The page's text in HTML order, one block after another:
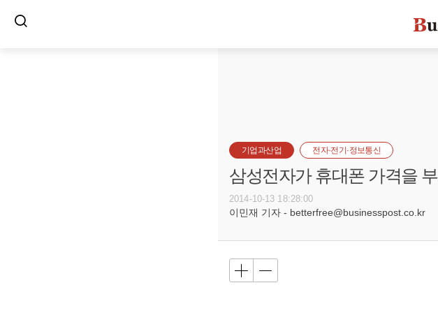
기업과산업 전자·전기·정보통신
삼성전자가 휴대폰 가격을
2014-10-13 18:28:00
이민재 기자 - betterfree@businesspost.co.kr